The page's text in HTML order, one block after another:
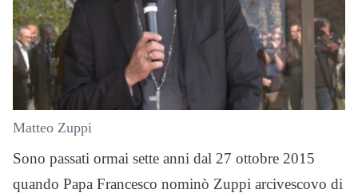
Matteo Zuppi
Sono passati ormai sette anni dal 27 ottobre 2015
quando Papa Francesco nominò Zuppi arcivescovo di